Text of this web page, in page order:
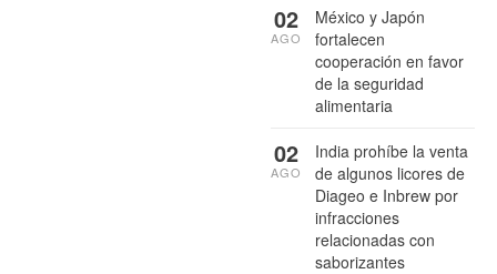
México y Japón
fortalecen
cooperación en favor
de la seguridad
alimentaria
02
AGO
India prohíbe la venta
de algunos licores de
Diageo e Inbrew por
infracciones
relacionadas con
saborizantes
02
AGO